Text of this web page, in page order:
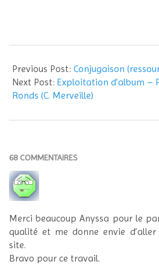
01-
13
Previous Post: Conjugaison
Next Post: Exploitation d’album –
Ronds (C. Merveille)
68 COMMENTAIRES
Merci beaucoup Anyssa pour le
qualité et me donne envie
site.
Bravo pour ce travail.